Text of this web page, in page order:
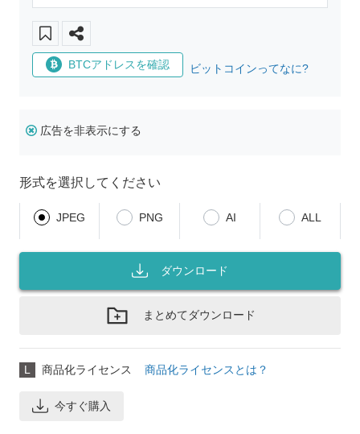
BTCアドレスを確認 ビットコインってなに?
広告を非表示にする
形式を選択してください
JPEG PNG AI ALL
ダウンロード
まとめてダウンロード
L 商品化ライセンス 商品化ライセンスとは？
今すぐ購入